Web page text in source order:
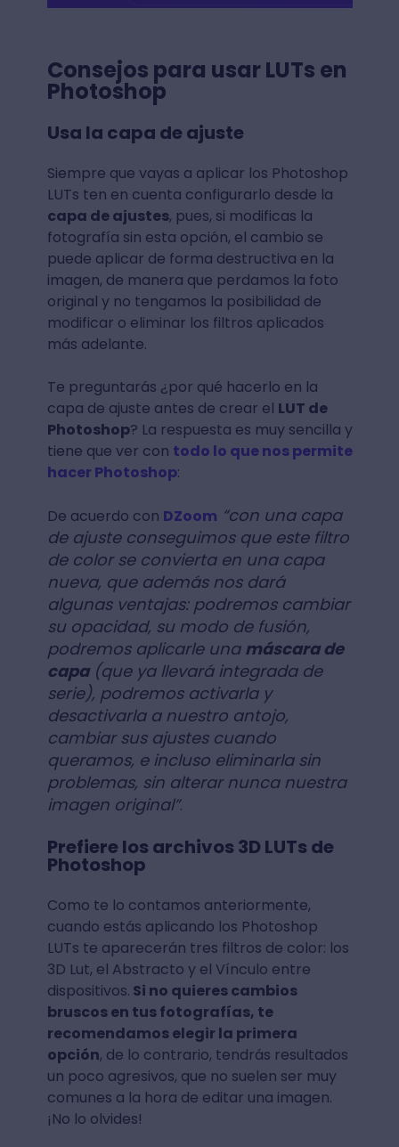
Consejos para usar LUTs en
Photoshop
Usa la capa de ajuste
Siempre que vayas a aplicar los Photoshop
LUTs ten en cuenta configurarlo desde la
capa de ajustes, pues, si modificas la
fotografía sin esta opción, el cambio se
puede aplicar de forma destructiva en la
imagen, de manera que perdamos la foto
original y no tengamos la posibilidad de
modificar o eliminar los filtros aplicados
más adelante.
Te preguntarás ¿por qué hacerlo en la
capa de ajuste antes de crear el LUT de
Photoshop? La respuesta es muy sencilla y
tiene que ver con todo lo que nos permite
hacer Photoshop:
De acuerdo con DZoom “con una capa
de ajuste conseguimos que este filtro
de color se convierta en una capa
nueva, que además nos dará
algunas ventajas: podremos cambiar
su opacidad, su modo de fusión,
podremos aplicarle una máscara de
capa(que ya llevará integrada de
serie), podremos activarla y
desactivarla a nuestro antojo,
cambiar sus ajustes cuando
queramos, e incluso eliminarla sin
problemas, sin alterar nunca nuestra
imagen original”.
Prefiere los archivos 3D LUTs de
Photoshop
Como te lo contamos anteriormente,
cuando estás aplicando los Photoshop
LUTs te aparecerán tres filtros de color: los
3D Lut, el Abstracto y el Vínculo entre
dispositivos. Si no quieres cambios
bruscos en tus fotografías, te
recomendamos elegir la primera
opción, de lo contrario, tendrás resultados
un poco agresivos, que no suelen ser muy
comunes a la hora de editar una imagen.
¡No lo olvides!